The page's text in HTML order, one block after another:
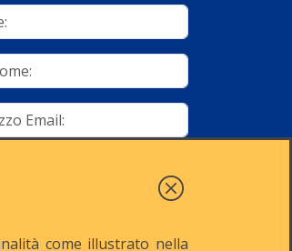
come illustrato nella